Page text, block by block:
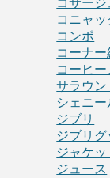
コサージ
コニャッ
コンポ
コーナー
コーヒ
サラウン
シェニ
ジブリ
ジブリグ
ジャケッ
ジュース